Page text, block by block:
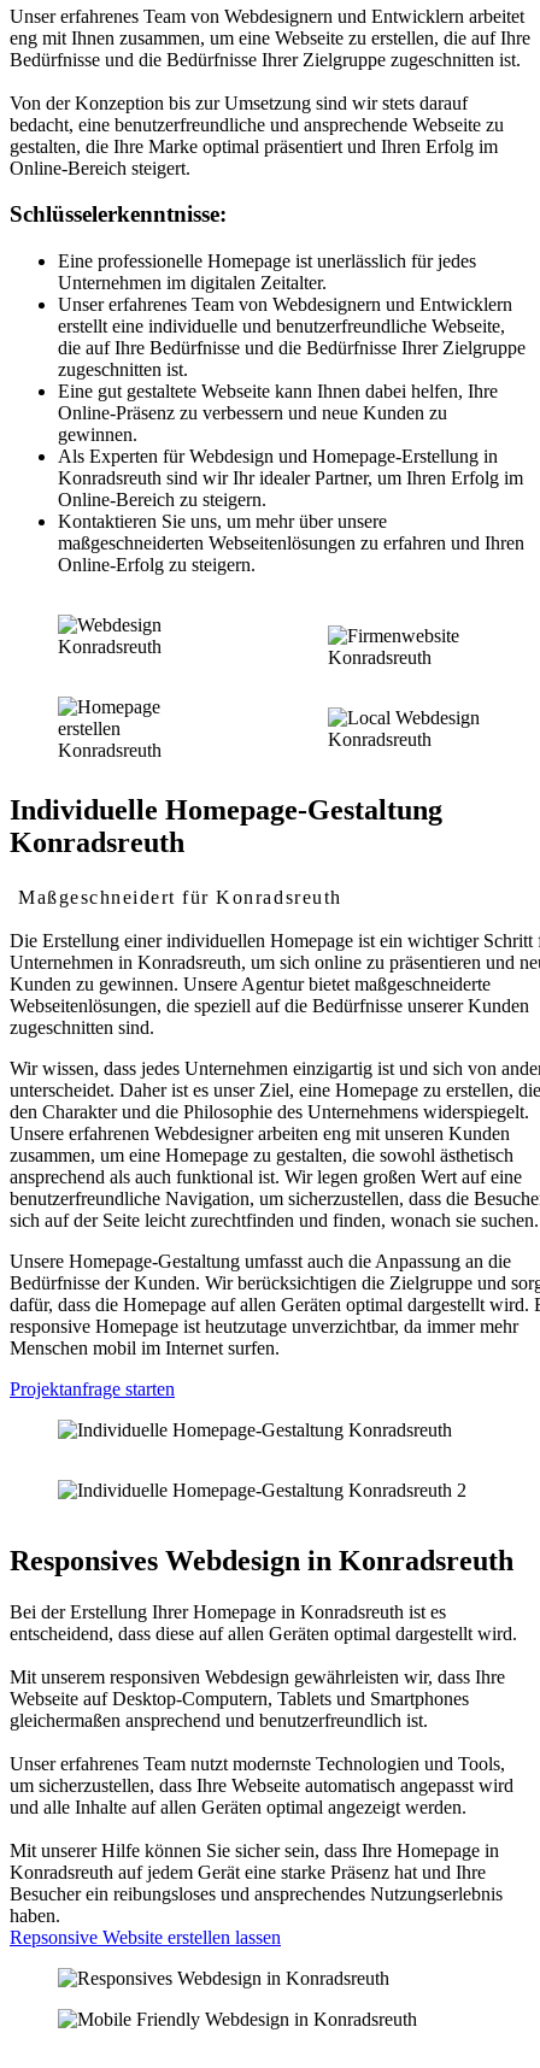
Unser erfahrenes Team von Webdesignern und Entwicklern arbeitet
eng mit Ihnen zusammen, um eine Webseite zu erstellen, die auf Ihre
Bedürfnisse und die Bedürfnisse Ihrer Zielgruppe zugeschnitten ist.
Von der Konzeption bis zur Umsetzung sind wir stets darauf
bedacht, eine benutzerfreundliche und ansprechende Webseite zu
gestalten, die Ihre Marke optimal präsentiert und Ihren Erfolg im
Online-Bereich steigert.
Schlüsselerkenntnisse:
Eine professionelle Homepage ist unerlässlich für jedes
Unternehmen im digitalen Zeitalter.
Unser erfahrenes Team von Webdesignern und Entwicklern
erstellt eine individuelle und benutzerfreundliche Webseite,
die auf Ihre Bedürfnisse und die Bedürfnisse Ihrer Zielgruppe
zugeschnitten ist.
Eine gut gestaltete Webseite kann Ihnen dabei helfen, Ihre
Online-Präsenz zu verbessern und neue Kunden zu
gewinnen.
Als Experten für Webdesign und Homepage-Erstellung in
Konradsreuth sind wir Ihr idealer Partner, um Ihren Erfolg im
Online-Bereich zu steigern.
Kontaktieren Sie uns, um mehr über unsere
maßgeschneiderten Webseitenlösungen zu erfahren und Ihren
Online-Erfolg zu steigern.
Individuelle Homepage-Gestaltung
Konradsreuth
Maßgeschneidert für Konradsreuth
Die Erstellung einer individuellen Homepage ist ein wichtiger Schritt
Unternehmen in Konradsreuth, um sich online zu präsentieren und
Kunden zu gewinnen. Unsere Agentur bietet maßgeschneiderte
Webseitenlösungen, die speziell auf die Bedürfnisse unserer Kunden
zugeschnitten sind.
Wir wissen, dass jedes Unternehmen einzigartig ist und sich von
unterscheidet. Daher ist es unser Ziel, eine Homepage zu erstellen, die
den Charakter und die Philosophie des Unternehmens widerspiegelt.
Unsere erfahrenen Webdesigner arbeiten eng mit unseren Kunden
zusammen, um eine Homepage zu gestalten, die sowohl ästhetisch
ansprechend als auch funktional ist. Wir legen großen Wert auf eine
benutzerfreundliche Navigation, um sicherzustellen, dass die
sich auf der Seite leicht zurechtfinden und finden, wonach sie suchen.
Unsere Homepage-Gestaltung umfasst auch die Anpassung an die
Bedürfnisse der Kunden. Wir berücksichtigen die Zielgruppe und
dafür, dass die Homepage auf allen Geräten optimal dargestellt wird.
responsive Homepage ist heutzutage unverzichtbar, da immer mehr
Menschen mobil im Internet surfen.
Projektanfrage starten
Responsives Webdesign in Konradsreuth
Bei der Erstellung Ihrer Homepage in Konradsreuth ist es
entscheidend, dass diese auf allen Geräten optimal dargestellt wird.
Mit unserem responsiven Webdesign gewährleisten wir, dass Ihre
Webseite auf Desktop-Computern, Tablets und Smartphones
gleichermaßen ansprechend und benutzerfreundlich ist.
Unser erfahrenes Team nutzt modernste Technologien und Tools,
um sicherzustellen, dass Ihre Webseite automatisch angepasst wird
und alle Inhalte auf allen Geräten optimal angezeigt werden.
Mit unserer Hilfe können Sie sicher sein, dass Ihre Homepage in
Konradsreuth auf jedem Gerät eine starke Präsenz hat und Ihre
Besucher ein reibungsloses und ansprechendes Nutzungserlebnis
haben.
Repsonsive Website erstellen lassen